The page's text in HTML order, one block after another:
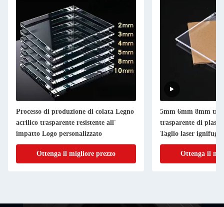
Processo di produzione di colata Legno
acrilico trasparente resistente all'
impatto Logo personalizzato
Ottenga il migliore prezzo
5mm 6mm 8mm
trasparente di
Taglio laser ignifughi
Ottenga il